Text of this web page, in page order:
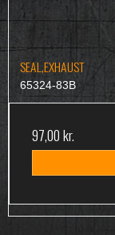
SEAL,EXHAUST
65324-83B
97,00 kr.